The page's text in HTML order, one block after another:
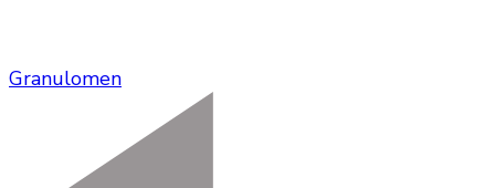
Granulomen